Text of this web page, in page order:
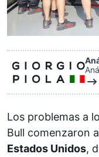
Los problemas a
Bull comenzaron
Estados Unidos,